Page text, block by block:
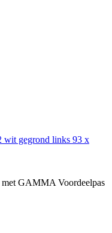
wit gegrond links 93 x
GAMMA Voordeelpas